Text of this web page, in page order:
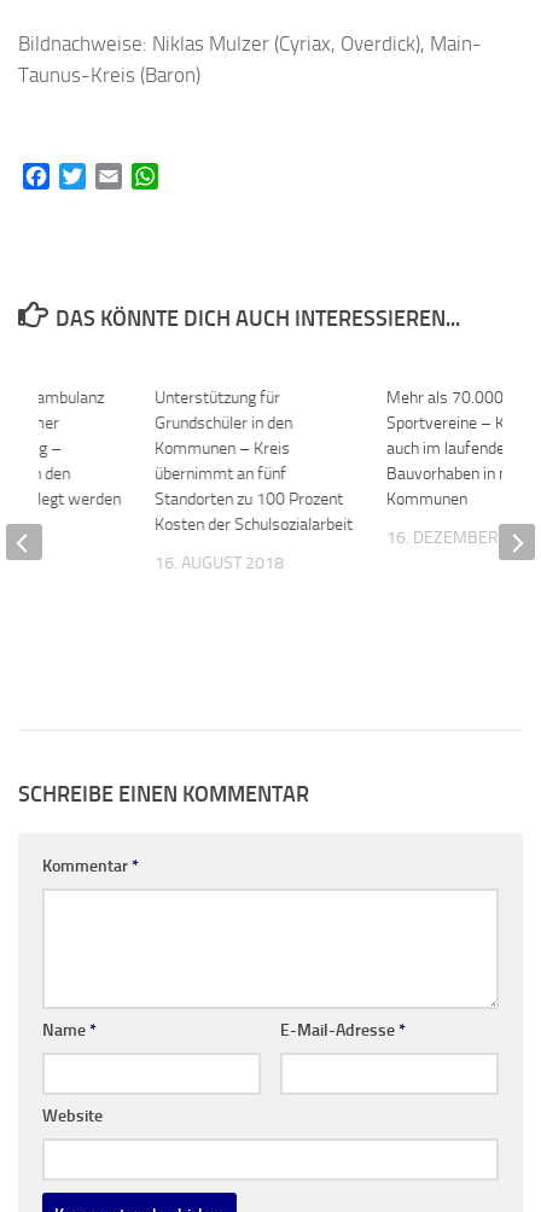
Bildnachweise: Niklas Mulzer (Cyriax, Overdick), Main-
Taunus-Kreis (Baron)
FacebookTwitterEmail
DAS KÖNNTE DICH AUCH INTERESSIEREN...
Unterstützung für
Grundschüler in den
Kommunen – Kreis
übernimmt an fünf
Standorten zu 100 Prozent
Kosten der Schulsozialarbeit
16. AUGUST 2018
Mehr als 70.000
Sportvereine – Kreis
auch im laufenden
Bauvorhaben in
Kommunen
16. DEZEMBER 2023
weg –
in den
verlegt werden
SCHREIBE EINEN KOMMENTAR
Kommentar*
Name* E-Mail-Adresse*
Website